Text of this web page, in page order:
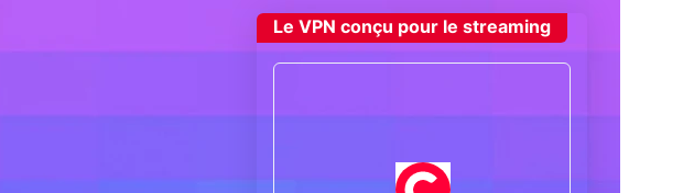
Le VPN conçu pour le streaming